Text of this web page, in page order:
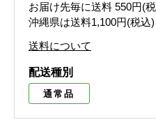
お届け先毎に送料 550円(
沖縄県は送料1,100円(税込)
送料について
配送種別
通常品